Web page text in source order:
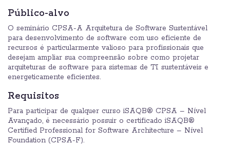
Público-alvo
O seminário CPSA-A Arquitetura de Software Sustentável
para desenvolvimento de software com uso eficiente de
recursos é particularmente valioso para profissionais que
desejam ampliar sua compreensão sobre como projetar
arquiteturas de software para sistemas de TI sustentáveis e
energeticamente eficientes.
Requisitos
Para participar de qualquer curso iSAQB® CPSA – Nível
Avançado, é necessário possuir o certificado iSAQB®
Certified Professional for Software Architecture – Nível
Foundation (CPSA-F).